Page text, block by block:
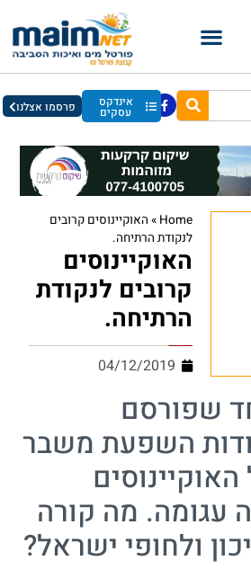
אינדקס
עסקים פרסמו אצלנו
Home
» האוקיינוסים קרובים
לנקודת הרתיחה.
האוקיינוסים
קרובים לנקודת
הרתיחה.
04/12/2019
שפורסם
השפעת משבר
עגומה. מה קורה
ולחופי ישראל?